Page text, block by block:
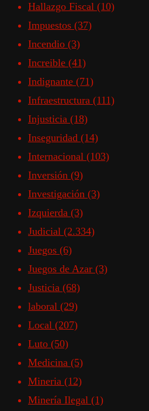
Hallazgo Fiscal (10)
Impuestos (37)
Incendio (3)
Increible (41)
Indignante (71)
Infraestructura (111)
Injusticia (18)
Inseguridad (14)
Internacional (103)
Inversión (9)
Investigación (3)
Izquierda (3)
Judicial (2.334)
Juegos (6)
Juegos de Azar (3)
Justicia (68)
laboral (29)
Local (207)
Luto (50)
Medicina (5)
Mineria (12)
Minería Ilegal (1)